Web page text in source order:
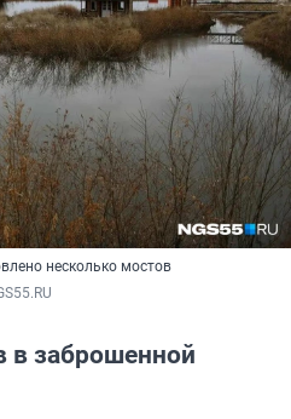
несколько мостов
в заброшенной